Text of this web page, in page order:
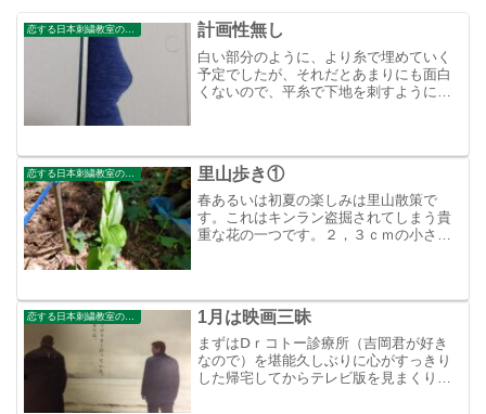
恋する日本刺繍教室のブログ 計画性無し
白い部分のように、より糸で埋めていく
予定でしたが、それだとあまりにも面白
くないので、平糸で下地を刺すように変
里山歩き①
春あるいは初夏の楽しみは里山散策で
す。これはキンラン盗掘されてしまう貴
重な花の一つです。２，３ｃｍの小さな
恋する日本刺繍教室のブログ 1月は映画三昧
まずはⅮｒコトー診療所（吉岡君が好き
なので）を堪能久しぶりに心がすっきり
した帰宅してからテレビ版を見まくり、